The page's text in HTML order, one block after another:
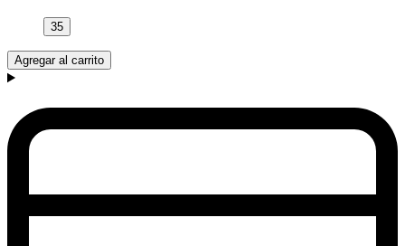
35
Agregar al carrito